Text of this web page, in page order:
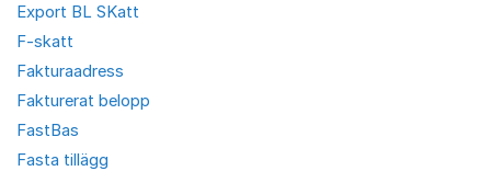
Export BL SKatt
F-skatt
Fakturaadress
Fakturerat belopp
FastBas
Fasta tillägg